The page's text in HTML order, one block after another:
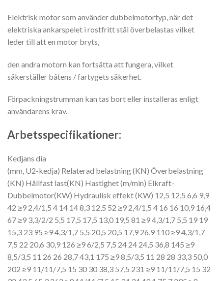
Elektrisk motor som använder dubbelmotortyp, när det
elektriska ankarspelet i rostfritt stål överbelastas vilket
leder till att en motor bryts,
den andra motorn kan fortsätta att fungera, vilket
säkerställer båtens / fartygets säkerhet.
Förpackningstrumman kan tas bort eller installeras enligt
användarens krav.
Arbetsspecifikationer:
Kedjans dia
(mm, U2-kedja) Relaterad belastning (KN) Överbelastning
(KN) Hållfast last(KN) Hastighet (m/min) Elkraft-
Dubbelmotor(KW) Hydraulisk effekt (KW) 12,5 12,5 6,6 9,9
42 ≥9 2,4/1,5 4 14 14 8,3 12,5 52 ≥9 2,4/1,5 4 16 16 10,9 16,4
67 ≥9 3,3/2/2 5,5 17,5 17,5 13,0 19,5 81 ≥9 4,3/1,7 5,5 19 19
15,3 23 95 ≥9 4,3/1,7 5,5 20,5 20,5 17,9 26,9 110 ≥9 4,3/1,7
7,5 22 20,6 30,9 126 ≥9 6/2,5 7,5 24 24 24,5 36,8 145 ≥9
8,5/3,5 11 26 26 28,7 43,1 175 ≥9 8,5/3,5 11 28 28 33,3 50,0
202 ≥9 11/11/7,5 15 30 30 38,3 57,5 231 ≥9 11/11/7,5 15 32